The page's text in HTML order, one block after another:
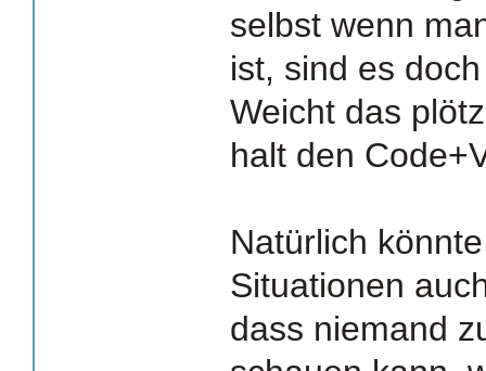
selbst wenn
ist, sind es
Weicht das
halt den
Natürlich
Situationen
dass niemand